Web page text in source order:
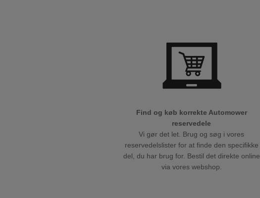
Find og køb korrekte Automower
reservedele
Vi gør det let. Brug og søg i vores
reservedelslister for at finde den specifikke
del, du har brug for. Bestil det direkte online
via vores webshop.